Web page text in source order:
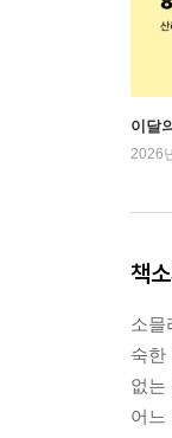
이달
2026
책
소믈
숙한
없는
어느